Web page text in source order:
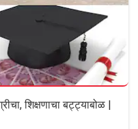
शिक्षणाचा बट्ट्याबोळ |